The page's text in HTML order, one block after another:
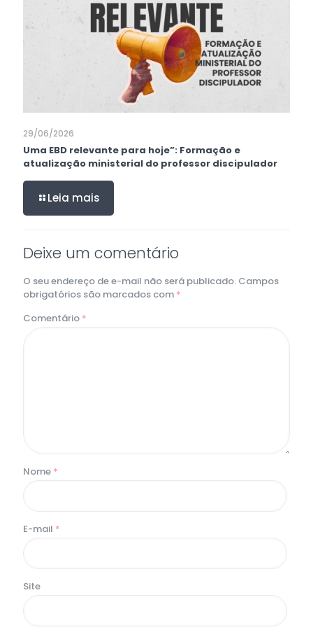
29/06/2026
Uma EBD relevante para hoje”: Formação e
atualização ministerial do professor discipulador
Leia mais
Deixe um comentário
O seu endereço de e-mail não será publicado. Campos
obrigatórios são marcados com *
Comentário *
Nome *
E-mail *
Site